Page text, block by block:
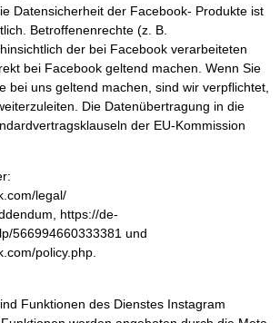
Datensicherheit der Facebook- Produkte ist
Betroffenenrechte (z. B.
der bei Facebook verarbeiteten
bei Facebook geltend machen. Wenn Sie
bei uns geltend machen, sind wir verpflichtet,
Die Datenübertragung in die
der EU-Kommission
legal/
https://de-
566994660333381 und
policy.php.
Funktionen des Dienstes Instagram